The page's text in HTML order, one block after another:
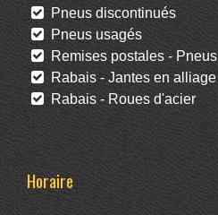
Pneus discontinués
Pneus usagés
Remises postales - Pneus
Rabais - Jantes en alliage
Rabais - Roues d'acier
Horaire